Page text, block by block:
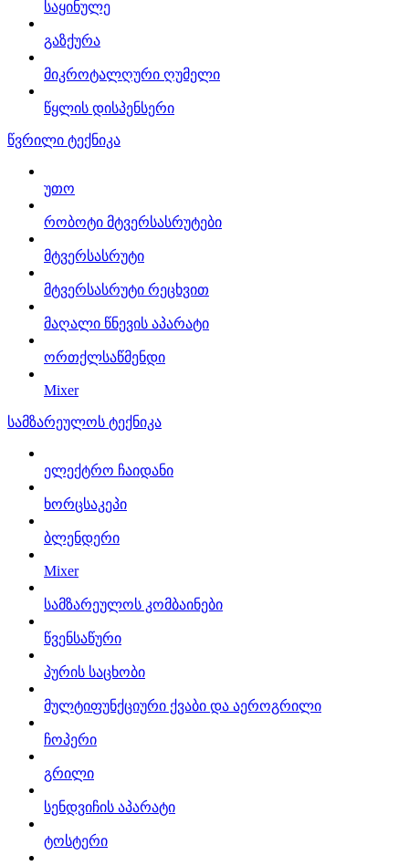
საყინულე
გაზქურა
მიკროტალღური ღუმელი
წყლის დისპენსერი
წვრილი ტექნიკა
უთო
რობოტი მტვერსასრუტები
მტვერსასრუტი
მტვერსასრუტი რეცხვით
მაღალი წნევის აპარატი
ორთქლსაწმენდი
Mixer
სამზარეულოს ტექნიკა
ელექტრო ჩაიდანი
ხორცსაკეპი
ბლენდერი
Mixer
სამზარეულოს კომბაინები
წვენსაწური
პურის საცხობი
მულტიფუნქციური ქვაბი და აეროგრილი
ჩოპერი
გრილი
სენდვიჩის აპარატი
ტოსტერი